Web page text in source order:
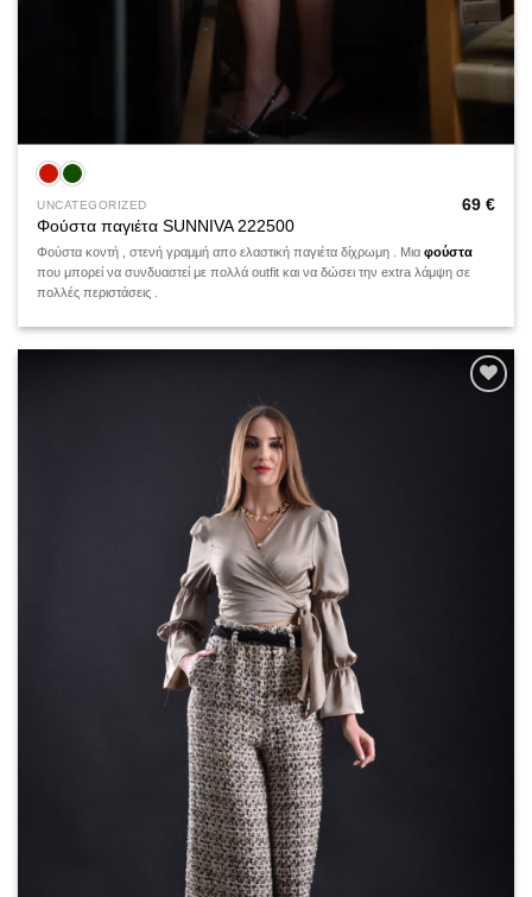
UNCATEGORIZED
Φούστα παγιέτα SUNNIVA 222500
69 €
Φούστα κοντή , στενή γραμμή απο ελαστική παγιέτα δίχρωμη . Μιαφούστα
που μπορεί να συνδυαστεί με πολλά outfit και να δώσει την extra λάμψη σε
πολλές περιστάσεις .